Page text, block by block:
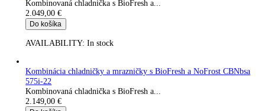
AVAILABILITY:
Integrovateľná chladnička s BioFresh IRBci 4151-22
1.849,00
Do košíka
AVAILABILITY: